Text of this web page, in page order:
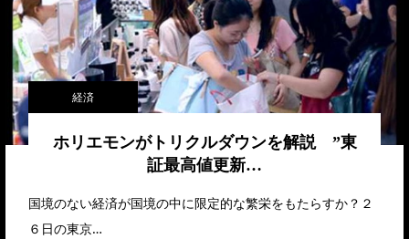
経済
ホリエモンがトリクルダウンを解説 ”東
証最高値更新…
国境のない経済が国境の中に限定的な繁栄をもたらすか？２
６日の東京…